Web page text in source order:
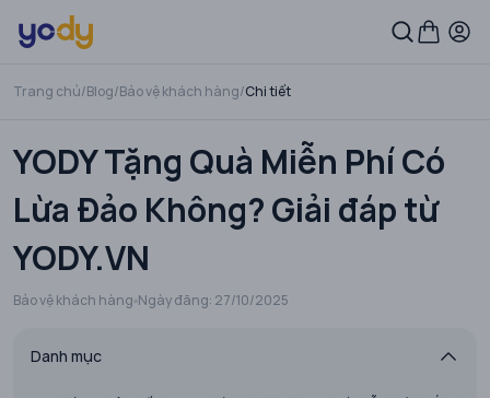
Trang chủ/Blog/Bảo vệ khách hàng/Chi tiết
YODY Tặng Quà Miễn Phí Có
Lừa Đảo Không? Giải đáp từ
YODY.VN
Bảo vệ khách hàng Ngày đăng: 27/10/2025
Danh mục